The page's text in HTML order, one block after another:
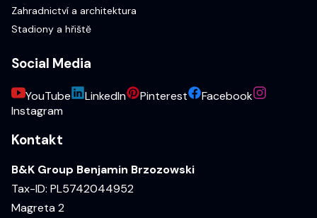
Zahradnictví a architektura
Stadiony a hřiště
Social Media
YouTube LinkedIn Pinterest
Facebook
Instagram
Kontakt
B&K Group Benjamin Brzozowski
Tax-ID: PL5742044952
Magreta 2